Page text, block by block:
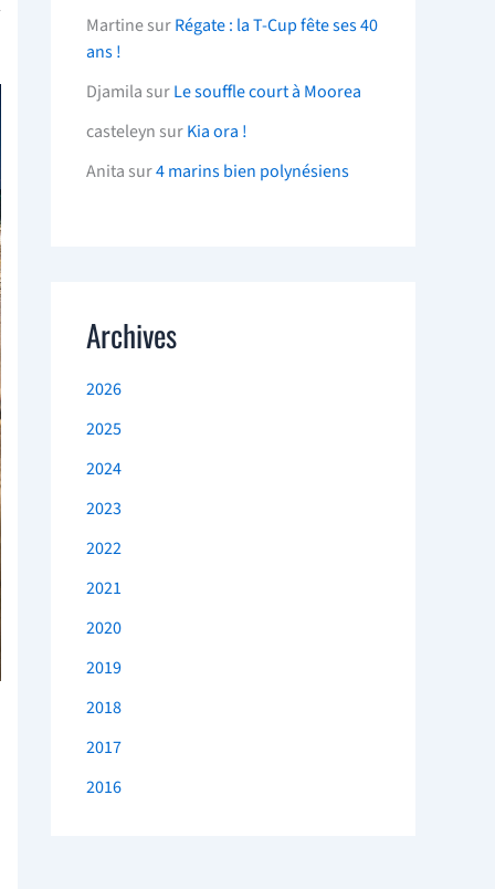
MartinesurRégate : la T-Cup fête ses 40
ans !
Djamila surLe souffle court à Moorea
casteleyn surKia ora !
Anita sur4 marins bien polynésiens
Archives
2026
2025
2024
2023
2022
2021
2020
2019
2018
2017
2016